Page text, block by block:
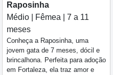
Raposinha
Médio | Fêmea | 7 a 11
meses
Conheça a Raposinha, uma
jovem gata de 7 meses, dócil e
brincalhona. Perfeita para adoção
em Fortaleza, ela traz amor e